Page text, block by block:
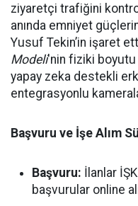
ziyaretçi trafiğini
anında emniyet
Yusuf Tekin’in işaret
Modeli'nin fiziki boyutu
yapay zeka destekli
entegrasyonlu
Başvuru ve İşe Alım
Başvuru: İlanlar
başvurular online